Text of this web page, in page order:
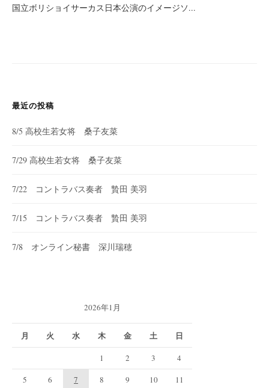
国立ボリショイサーカス日本公演のイメージソ...
最近の投稿
8/5 高校生若女将 桑子友菜
7/29 高校生若女将 桑子友菜
7/22 コントラバス奏者 贄田 美羽
7/15 コントラバス奏者 贄田 美羽
7/8 オンライン秘書 深川瑞穂
2026年1月
月 火 水 木 金 土 日
1 2 3
4
5
6 7 8 9 10
11